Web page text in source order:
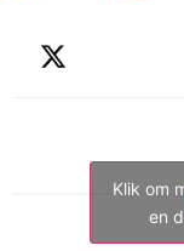
Klik om
en